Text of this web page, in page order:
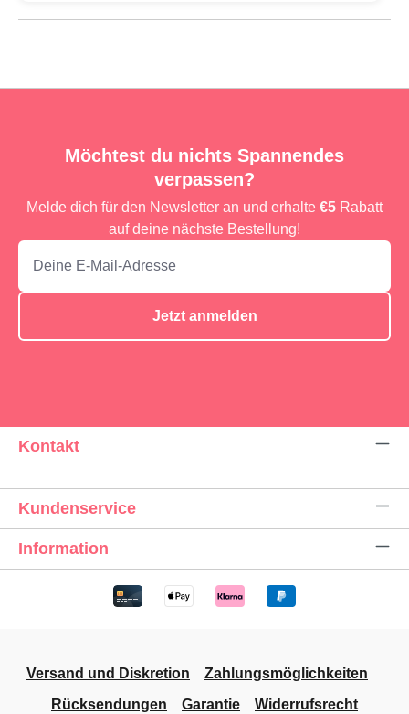
Möchtest du nichts Spannendes
verpassen?
Melde dich für den Newsletter an und erhalte €5 Rabatt
auf deine nächste Bestellung!
Jetzt anmelden
Kontakt
Kundenservice
Information
Versand und Diskretion
Zahlungsmöglichkeiten
Rücksendungen
Garantie Widerrufsrecht